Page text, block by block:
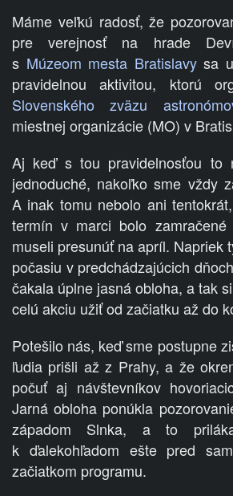
Máme veľkú radosť, že
pre verejnosť na hrade
s Múzeom mesta Bratislavysa
pravidelnou aktivitou, ktorú
Slovenského zväzu
miestnej organizácie (MO) v
Aj keď s tou pravidelnosťou to
jednoduché, nakoľko sme vždy
A inak tomu nebolo ani
termín v marci bolo
museli presunúť na apríl. Napriek
počasiu v predchádzajúcich
čakala úplne jasná obloha, a tak
celú akciu užiť od začiatku až do
Potešilo nás, keď sme postupne
ľudia prišli až z Prahy, a že
počuť aj návštevníkov
Jarná obloha ponúkla
západom Slnka, a to
k ďalekohľadom ešte pred
začiatkom programu.